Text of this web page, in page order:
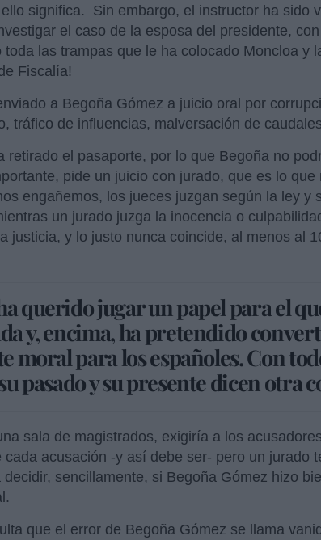
significa. Sin embargo, el instructor ha sido
el caso de la esposa del presidente,
toda las trampas que le ha colocado Moncloa y
Fiscalía!
a Begoña Gómez a juicio oral por
tráfico de influencias, malversación de
retirado el pasaporte, por lo que Begoña no
pide un juicio con jurado, que es lo que
engañemos, los jueces juzgan según la ley y
un jurado juzga la inocencia o
justicia, y lo justo nunca coincide, al menos al
querido jugar un papel para el
y, encima, ha pretendido
moral para los españoles. Con
pasado y su presente dicen otra
sala de magistrados, exigiría a los
cada acusación -y así debe ser- pero un jurado
decidir, sencillamente, si Begoña Gómez hizo
que el error de Begoña Gómez se llama